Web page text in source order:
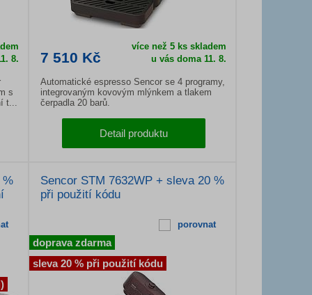
8.
s
t...
7 510 Kč
více než 5 ks skladem
u vás doma 11. 8.
Automatické espresso Sencor se 4 programy,
integrovaným kovovým mlýnkem a tlakem
čerpadla 20 barů.
Detail produktu
%
Sencor STM 7632WP + sleva 20 %
při použití kódu
porovnat
doprava zdarma
sleva 20 % při použití kódu